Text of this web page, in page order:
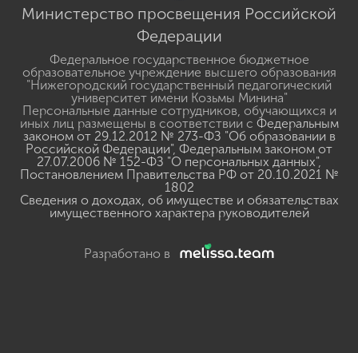
Министерство просвещения Российской
Федерации
Федеральное государственное бюджетное
образовательное учреждение высшего образования
"Нижегородский государственный педагогический
университет имени Козьмы Минина"
Персональные данные сотрудников, обучающихся и
иных лиц размещены в соответствии с Федеральным
законом от 29.12.2012 № 273-ФЗ "Об образовании в
Российской Федерации", Федеральным законом от
27.07.2006 № 152-ФЗ "О персональных данных",
Постановлением Правительства РФ от 20.10.2021 №
1802
Сведения о доходах, об имуществе и обязательствах
имущественного характера руководителей
Разработано в